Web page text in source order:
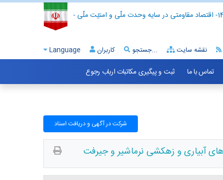
- اقتصاد مقاومتی در سایه وحدت ملّی و امنیّت ملّی -
Language کاربران جستجو... نقشه سایت
تماس با ما ثبت و پیگیری مکاتبات ارباب رجوع
شرکت در آگهی و دریافت اسناد
آبیاری و زهکشی نرماشیر و جیرفت